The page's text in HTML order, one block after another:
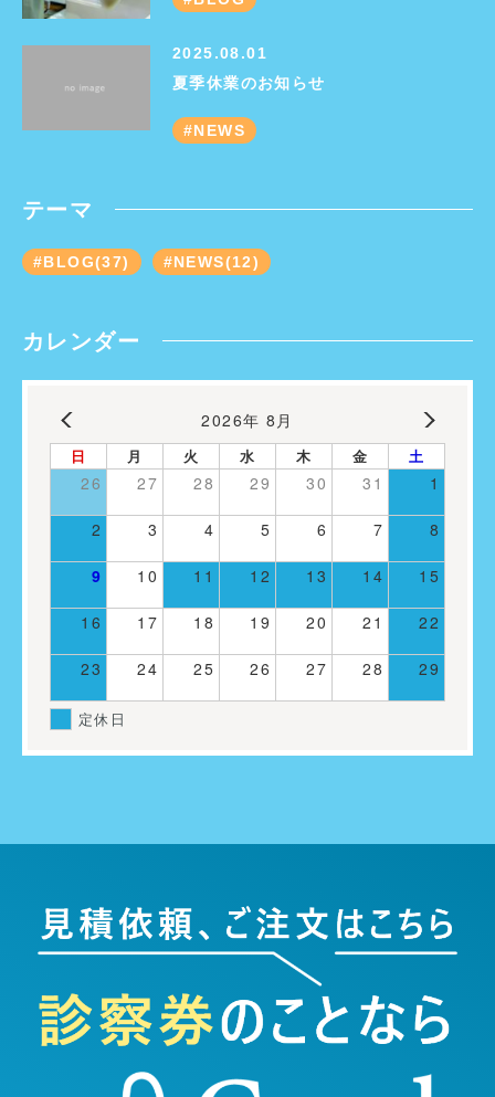
2025.08.01
夏季休業のお知らせ
NEWS
テーマ
BLOG(37) NEWS(12)
カレンダー
2026年 8月
日 月 火 水 木 金 土
26 27 28 29 30 31 1
2 3 4 5 6 7 8
9 10 11 12 13 14 15
16 17 18 19 20 21 22
23 24 25 26 27 28 29
定休日